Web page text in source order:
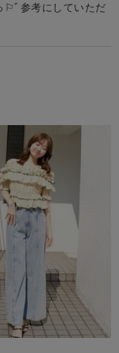
⚐ﾞ参考にしていただ